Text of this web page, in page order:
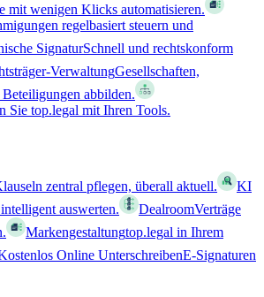
mit wenigen Klicks automatisieren.
regelbasiert steuern und
SignaturSchnell und rechtskonform
VerwaltungGesellschaften,
abbilden.
Sie top.legal mit Ihren Tools.
zentral pflegen, überall aktuell.
KI
auswerten. DealroomVerträge
Markengestaltungtop.legal in Ihrem
Online UnterschreibenE-Signaturen